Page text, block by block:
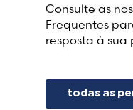
Consulte as
Frequentes
resposta à sua
todas as